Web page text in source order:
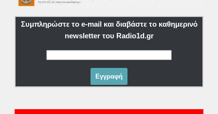
Συμπληρώστε το e-mail και διαβάστε το καθημερινό
newsletter του Radio1d.gr